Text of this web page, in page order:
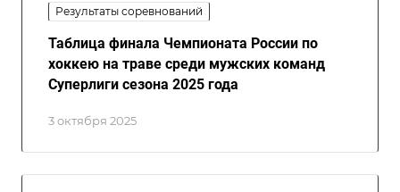
Результаты соревнований
3 октября 2025
Таблица финала Чемпионата России по
хоккею на траве среди мужских команд
Суперлиги сезона 2025 года